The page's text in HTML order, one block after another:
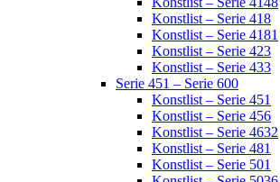
Konstlist – Serie 418
Konstlist – Serie 4181
Konstlist – Serie 423
Konstlist – Serie 433
Serie 451 – Serie 600
Konstlist – Serie 451
Konstlist – Serie 456
Konstlist – Serie 4632
Konstlist – Serie 481
Konstlist – Serie 501